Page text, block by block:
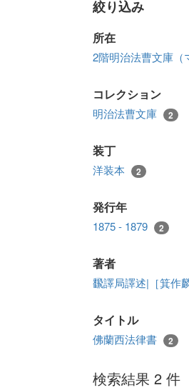
絞り込み
所在
2階明治法曹文庫（
コレクション
明治法曹文庫 2
装丁
洋装本 2
発行年
1875 - 1879 2
著者
飜譯局譯述|［箕作
タイトル
佛蘭西法律書 2
検索結果 2 件